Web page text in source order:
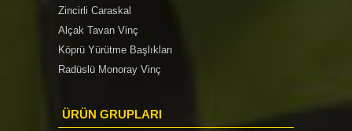
Zincirli Caraskal
Alçak Tavan Vinç
Köprü Yürütme Başlıkları
Radüslü Monoray Vinç
ÜRÜN GRUPLARI